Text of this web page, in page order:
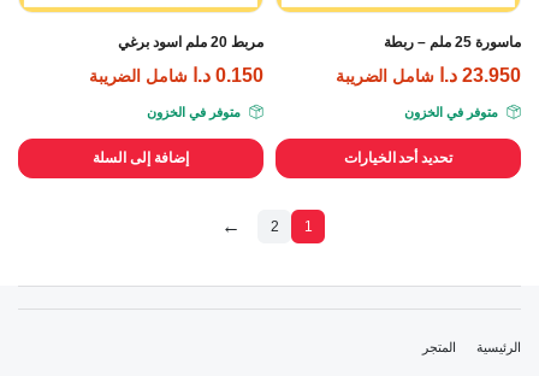
ماسورة 25 ملم – ربطة
23.950 د.ا شامل الضريبة
متوفر في الخزون
تحديد أحد الخيارات
مربط 20 ملم اسود برغي
0.150 د.ا شامل الضريبة
متوفر في الخزون
إضافة إلى السلة
1
2
←
الرئيسية المتجر